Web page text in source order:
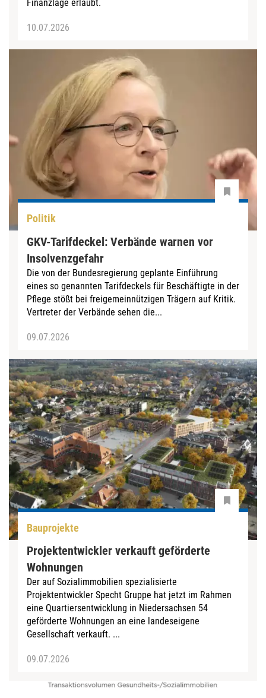
Finanzlage erlaubt.
10.07.2026
Politik
GKV-Tarifdeckel: Verbände warnen vor
Insolvenzgefahr
Die von der Bundesregierung geplante Einführung
eines so genannten Tarifdeckels für Beschäftigte in der
Pflege stößt bei freigemeinnützigen Trägern auf Kritik.
Vertreter der Verbände sehen die...
09.07.2026
Bauprojekte
Projektentwickler verkauft geförderte
Wohnungen
Der auf Sozialimmobilien spezialisierte
Projektentwickler Specht Gruppe hat jetzt im Rahmen
eine Quartiersentwicklung in Niedersachsen 54
geförderte Wohnungen an eine landeseigene
Gesellschaft verkauft. ...
09.07.2026